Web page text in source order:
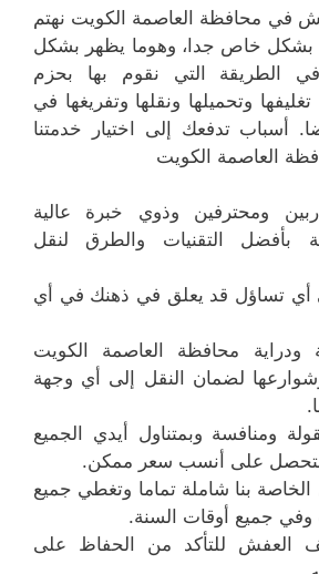
في محافظة العاصمة الكويت نهتم
بشكل خاص جدا، وهوما يظهر بشكل
الطريقة التي نقوم بها بحزم
وتحميلها ونقلها وتفريغها في
أسباب تدفعك إلى اختيار خدمتنا
العاصمة الكويت
ومحترفين وذوي خبرة عالية
بأفضل التقنيات والطرق لنقل
أي تساؤل قد يعلق في ذهنك في أي
ودراية محافظة العاصمة الكويت
لضمان النقل إلى أي وجهة
ومنافسة وبمتناول أيدي الجميع
ستحصل على أنسب سعر ممكن.
بنا شاملة تماما وتغطي جميع
وفي جميع أوقات السنة.
العفش للتأكد من الحفاظ على